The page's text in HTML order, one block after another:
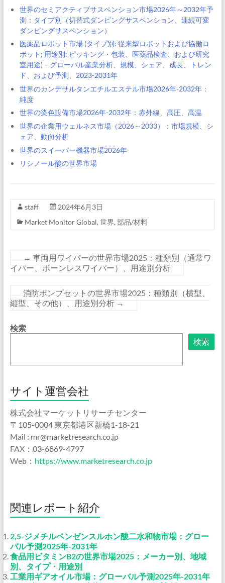
世界のセミアクティブサスペンション市場2026年～2032年予
測：タイプ別（切替式ダンピングサスペンション、連続可変
ダンピングサスペンション）
医薬品ロボット市場 (タイプ別: 従来型ロボットおよび協働ロ
ボット; 用途別: ピッキング・包装、医薬品検査、および研究
室用途) – グローバル産業分析、規模、シェア、成長、トレン
ド、および予測、2023-2031年
世界のカンデサルタンエチルエステル市場2026年-2032年：
純度
世界の染色設備市場2026年-2032年：赤外線、高圧、高温
世界の企業用ウェルネス市場（2026～2033）：市場規模、シ
ェア、動向分析
世界のスイーパー機器市場2026年
リシノール酸の世界市場
staff
2024年6月3日
Market Monitor Global, 世界, 部品/材料
← 車両用ワイパーの世界市場2025：種類別（通常ワ
イパー、ボーンレスワイパー）、用途別分析
消防ポンプセットの世界市場2025：種類別（横型、
縦型、その他）、用途別分析 →
検索
検索
サイト運営会社
株式会社マーケットリサーチセンター
〒105-0004 東京都港区新橋1-18-21
Mail : mr@marketresearch.co.jp
FAX：03-6869-4797
Web： https://www.marketresearch.co.jp
関連レポート紹介
2,5-ジメチルベンゼンスルホン酸二水和物市場：グロー
バル予測2025年-2031年
食品用ビタミンB2の世界市場2025：メーカー別、地域
別、タイプ・用途別
工業用ギアオイル市場：グローバル予測2025年-2031年